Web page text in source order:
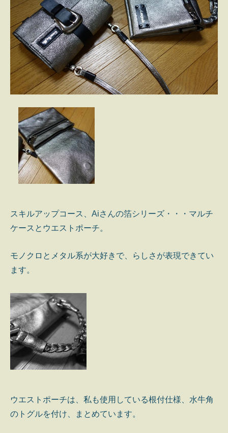
スキルアップコース、Aiさんの箔シリーズ・・・マルチ
ケースとウエストポーチ。
モノクロとメタル系が大好きで、らしさが表現できてい
ます。
ウエストポーチは、私も使用している根付仕様、水牛角
のトグルを付け、まとめています。